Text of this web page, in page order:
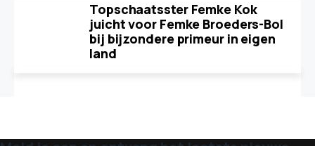
Topschaatsster Femke Kok
juicht voor Femke Broeders-Bol
bij bijzondere primeur in eigen
land